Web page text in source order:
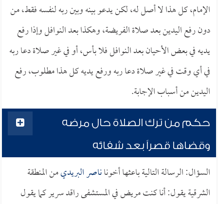
الإمام، كل هذا لا أصل له، لكن يدعو بينه وبين ربه لنفسه فقط، من
دون رفع اليدين بعد صلاة الفريضة، وهكذا بعد النوافل وإذا رفع
يديه في بعض الأحيان بعد النوافل فلا بأس، أو في غير صلاة دعا ربه
في أي وقت في غير صلاة دعا ربه ورفع يديه كل هذا مطلوب، رفع
اليدين من أسباب الإجابة.
حكم من ترك الصلاة حال مرضه
وقضاها قصراً بعد شفائه
السؤال: الرسالة التالية باعثها أخوناناصر البريديمن المنطقة
الشرقية يقول: أنا كنت مريض في المستشفى راقد سرير كما يقول